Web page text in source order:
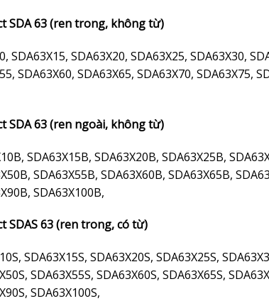
SDA 63 (ren trong, không từ)
SDA63X15, SDA63X20, SDA63X25, SDA63X30,
SDA63X60, SDA63X65, SDA63X70, SDA63X75,
SDA 63 (ren ngoài, không từ)
SDA63X15B, SDA63X20B, SDA63X25B,
SDA63X55B, SDA63X60B, SDA63X65B,
SDA63X100B,
SDAS 63 (ren trong, có từ)
SDA63X15S, SDA63X20S, SDA63X25S,
SDA63X55S, SDA63X60S, SDA63X65S,
SDA63X100S,